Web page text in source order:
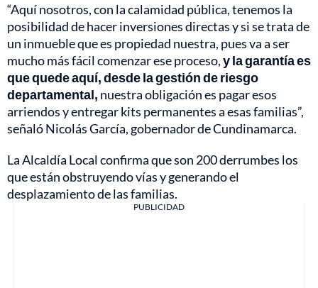
“Aquí nosotros, con la calamidad pública, tenemos la
posibilidad de hacer inversiones directas y si se trata de
un inmueble que es propiedad nuestra, pues va a ser
mucho más fácil comenzar ese proceso,y la garantía es
que quede aquí, desde la gestión de riesgo
departamental, nuestra obligación es pagar esos
arriendos y entregar kits permanentes a esas familias”,
señaló Nicolás García, gobernador de Cundinamarca.
La Alcaldía Local confirma que son 200 derrumbes los
que están obstruyendo vías y generando el
desplazamiento de las familias.
PUBLICIDAD